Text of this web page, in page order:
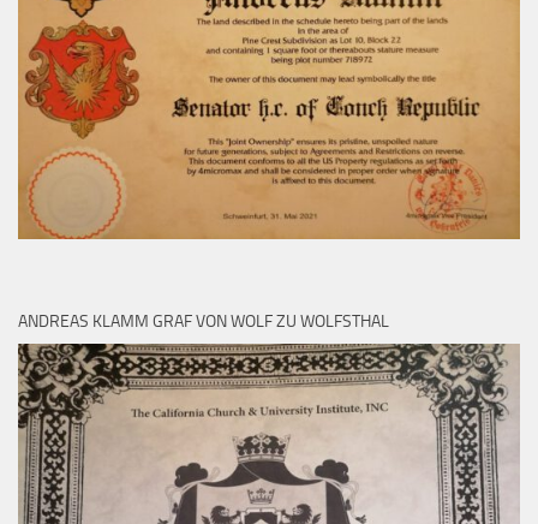
ANDREAS KLAMM GRAF VON WOLF ZU WOLFSTHAL